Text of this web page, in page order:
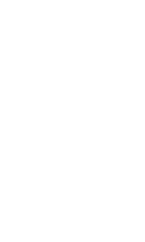
poblaciones y